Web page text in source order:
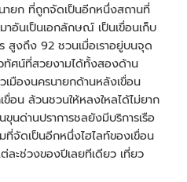
ายก ที่ถูกจัดเป็นอีกหนึ่งสถานที่
าอันเป็นเอกลักษณ์ เป็นเขื่อนเก็บ
สูงถึง 92 ชวนเมื่อเราอยู่บนจุด
ทัศน์ที่สวยงามได้ทั้งสองด้าน
มืองนครนายกด้านหลังเขื่อน
อน ล้วนชวนให้หลงใหลได้ไม่ยาก
นด่านปราการชลยังมีบริการเรือ
ที่จัดเป็นอีกหนึ่งไฮไลท์ของเขื่อน
ละช่วงของปีเลยทีเดียว เที่ยว